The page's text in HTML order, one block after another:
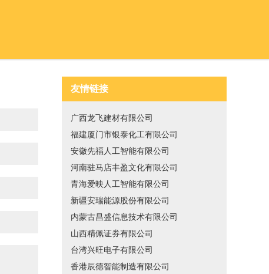
友情链接
广西龙飞建材有限公司
福建厦门市银泰化工有限公司
安徽先福人工智能有限公司
河南驻马店丰盈文化有限公司
青海爱映人工智能有限公司
新疆安瑞能源股份有限公司
内蒙古昌盛信息技术有限公司
山西精佩证券有限公司
台湾兴旺电子有限公司
香港辰德智能制造有限公司